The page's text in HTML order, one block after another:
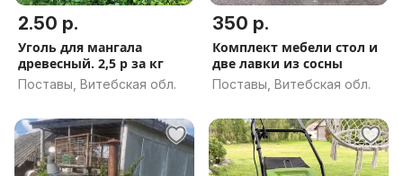
2.50 р.
Уголь для мангала
древесный. 2,5 р за кг
Поставы, Витебская обл.
350 р.
Комплект мебели стол и
две лавки из сосны
Поставы, Витебская обл.